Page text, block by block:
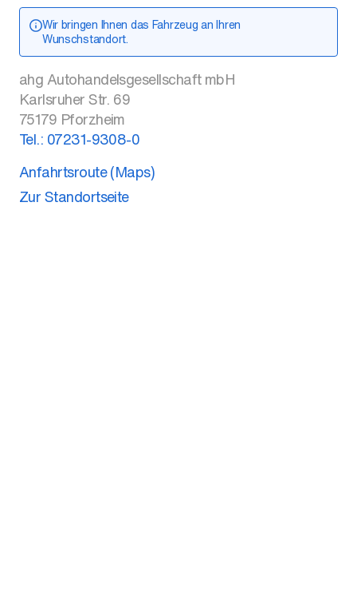
Wir bringen Ihnen das Fahrzeug an Ihren
Wunschstandort.
ahg Autohandelsgesellschaft mbH
Karlsruher Str. 69
75179 Pforzheim
Tel.: 07231-9308-0
Anfahrtsroute (Maps)
Zur Standortseite